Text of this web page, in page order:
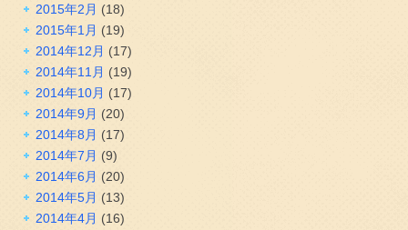
2015年2月 (18)
2015年1月 (19)
2014年12月 (17)
2014年11月 (19)
2014年10月 (17)
2014年9月 (20)
2014年8月 (17)
2014年7月 (9)
2014年6月 (20)
2014年5月 (13)
2014年4月 (16)